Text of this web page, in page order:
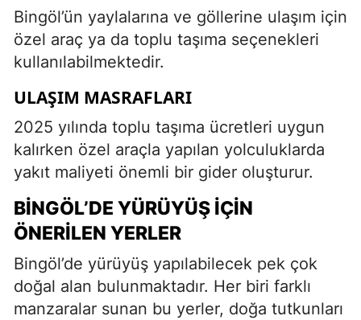
Bingöl’ün yaylalarına ve göllerine ulaşım için
özel araç ya da toplu taşıma seçenekleri
kullanılabilmektedir.
ULAŞIM MASRAFLARI
2025 yılında toplu taşıma ücretleri uygun
kalırken özel araçla yapılan yolculuklarda
yakıt maliyeti önemli bir gider oluşturur.
BINGÖL’DE YÜRÜYÜŞ İÇIN
ÖNERILEN YERLER
Bingöl’de yürüyüş yapılabilecek pek çok
doğal alan bulunmaktadır. Her biri farklı
manzaralar sunan bu yerler, doğa tutkunları